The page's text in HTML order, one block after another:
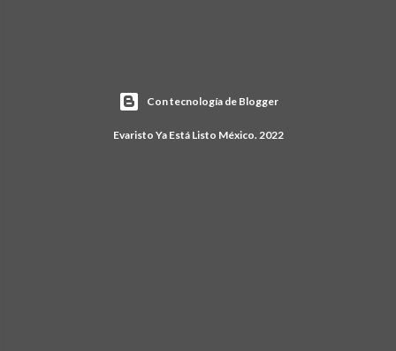
Con tecnología de Blogger
Evaristo Ya Está Listo México. 2022